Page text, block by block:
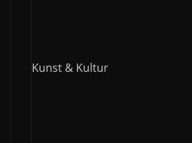
Kunst & Kultur